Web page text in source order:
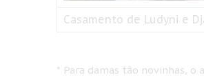
Casamento de Ludyni e
* Para damas tão novinhas,